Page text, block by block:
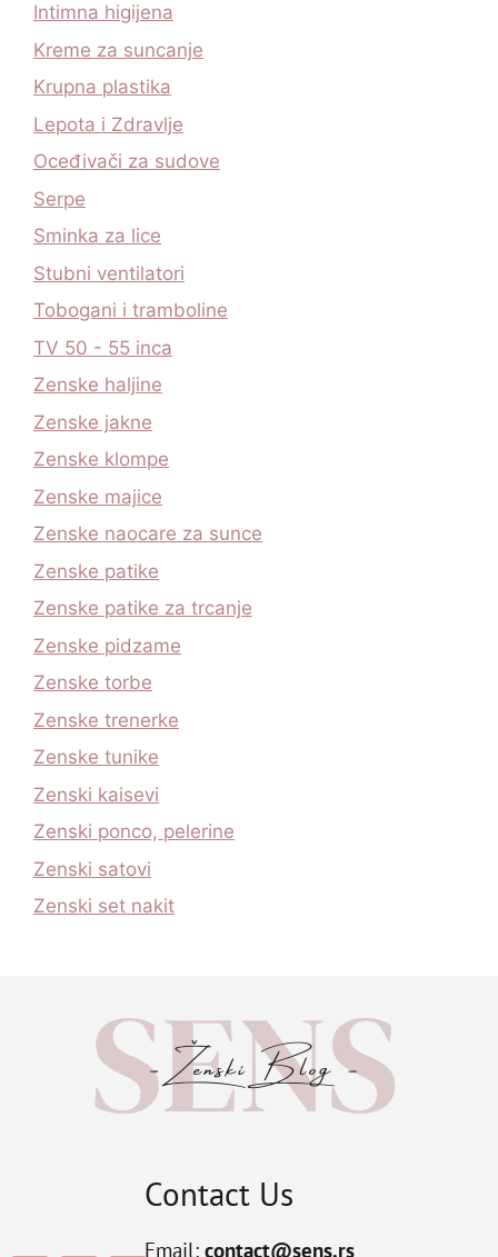
Intimna higijena
Kreme za suncanje
Krupna plastika
Lepota i Zdravlje
Oceđivači za sudove
Serpe
Sminka za lice
Stubni ventilatori
Tobogani i tramboline
TV 50 - 55 inca
Zenske haljine
Zenske jakne
Zenske klompe
Zenske majice
Zenske naocare za sunce
Zenske patike
Zenske patike za trcanje
Zenske pidzame
Zenske torbe
Zenske trenerke
Zenske tunike
Zenski kaisevi
Zenski ponco, pelerine
Zenski satovi
Zenski set nakit
Contact Us
Email: contact@sens.rs